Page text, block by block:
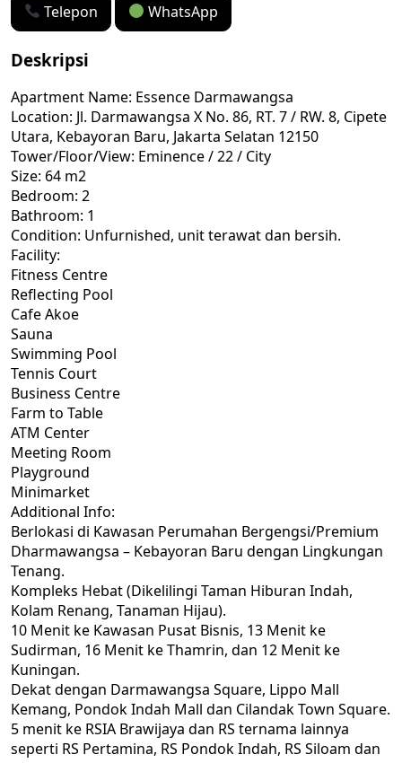
Telepon WhatsApp
Deskripsi
Apartment Name: Essence Darmawangsa
Location: Jl. Darmawangsa X No. 86, RT. 7 / RW. 8, Cipete
Utara, Kebayoran Baru, Jakarta Selatan 12150
Tower/Floor/View: Eminence / 22 / City
Size: 64 m2
Bedroom: 2
Bathroom: 1
Condition: Unfurnished, unit terawat dan bersih.
Facility:
Fitness Centre
Reflecting Pool
Cafe Akoe
Sauna
Swimming Pool
Tennis Court
Business Centre
Farm to Table
ATM Center
Meeting Room
Playground
Minimarket
Additional Info:
Berlokasi di Kawasan Perumahan Bergengsi/Premium
Dharmawangsa – Kebayoran Baru dengan Lingkungan
Tenang.
Kompleks Hebat (Dikelilingi Taman Hiburan Indah,
Kolam Renang, Tanaman Hijau).
10 Menit ke Kawasan Pusat Bisnis, 13 Menit ke
Sudirman, 16 Menit ke Thamrin, dan 12 Menit ke
Kuningan.
Dekat dengan Darmawangsa Square, Lippo Mall
Kemang, Pondok Indah Mall dan Cilandak Town Square.
5 menit ke RSIA Brawijaya dan RS ternama lainnya
seperti RS Pertamina, RS Pondok Indah, RS Siloam dan